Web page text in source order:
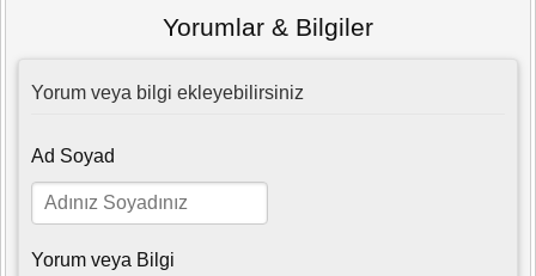
Yorumlar & Bilgiler
Yorum veya bilgi ekleyebilirsiniz
Ad Soyad
Yorum veya Bilgi